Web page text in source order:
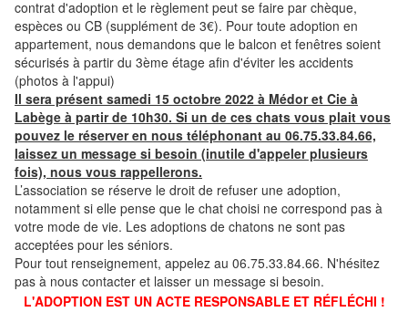
contrat d'adoption et le règlement peut se faire par chèque,
espèces ou CB (supplément de 3€). Pour toute adoption en
appartement, nous demandons que le balcon et fenêtres soient
sécurisés à partir du 3ème étage afin d'éviter les accidents
(photos à l'appui)
Il sera présent samedi 15 octobre 2022 à Médor et Cie à
Labège à partir de 10h30. Si un de ces chats vous plait vous
pouvez le réserver en nous téléphonant au 06.75.33.84.66,
laissez un message si besoin (inutile d'appeler plusieurs
fois), nous vous rappellerons.
L’association se réserve le droit de refuser une adoption,
notamment si elle pense que le chat choisi ne correspond pas à
votre mode de vie. Les adoptions de chatons ne sont pas
acceptées pour les séniors.
Pour tout renseignement, appelez au 06.75.33.84.66. N'hésitez
pas à nous contacter et laisser un message si besoin.
L'ADOPTION EST UN ACTE RESPONSABLE ET RÉFLÉCHI !